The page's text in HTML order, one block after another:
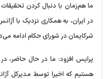
ما هم‌زمان با دنبال کردن
در ایران، به همکاری نزدیک با
شرکایمان در شورای حکام ادامه
پرایس افزود: ما در حال حاضر،
هستیم که اخیرا توسط مدیرکل